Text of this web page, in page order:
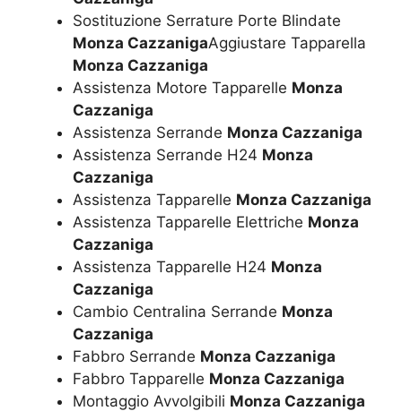
Sostituzione Serrature Porte Blindate
Monza CazzanigaAggiustare Tapparella
Monza Cazzaniga
Assistenza Motore Tapparelle Monza
Cazzaniga
Assistenza Serrande Monza Cazzaniga
Assistenza Serrande H24 Monza
Cazzaniga
Assistenza Tapparelle Monza Cazzaniga
Assistenza Tapparelle Elettriche Monza
Cazzaniga
Assistenza Tapparelle H24 Monza
Cazzaniga
Cambio Centralina Serrande Monza
Cazzaniga
Fabbro Serrande Monza Cazzaniga
Fabbro Tapparelle Monza Cazzaniga
Montaggio Avvolgibili Monza Cazzaniga